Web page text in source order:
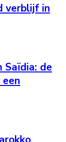
verblijf in
Saïdia: de